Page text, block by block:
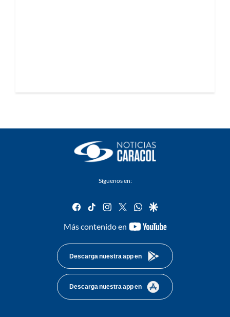
Síguenos en:
facebook
tiktok instagram
twitterwhatsapp
google
Más contenido en
youtube-
Descarga nuestra app en
Descarga nuestra app en